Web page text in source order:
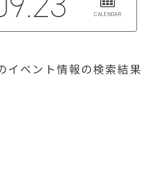
CALENDAR
イベント情報の検索結果